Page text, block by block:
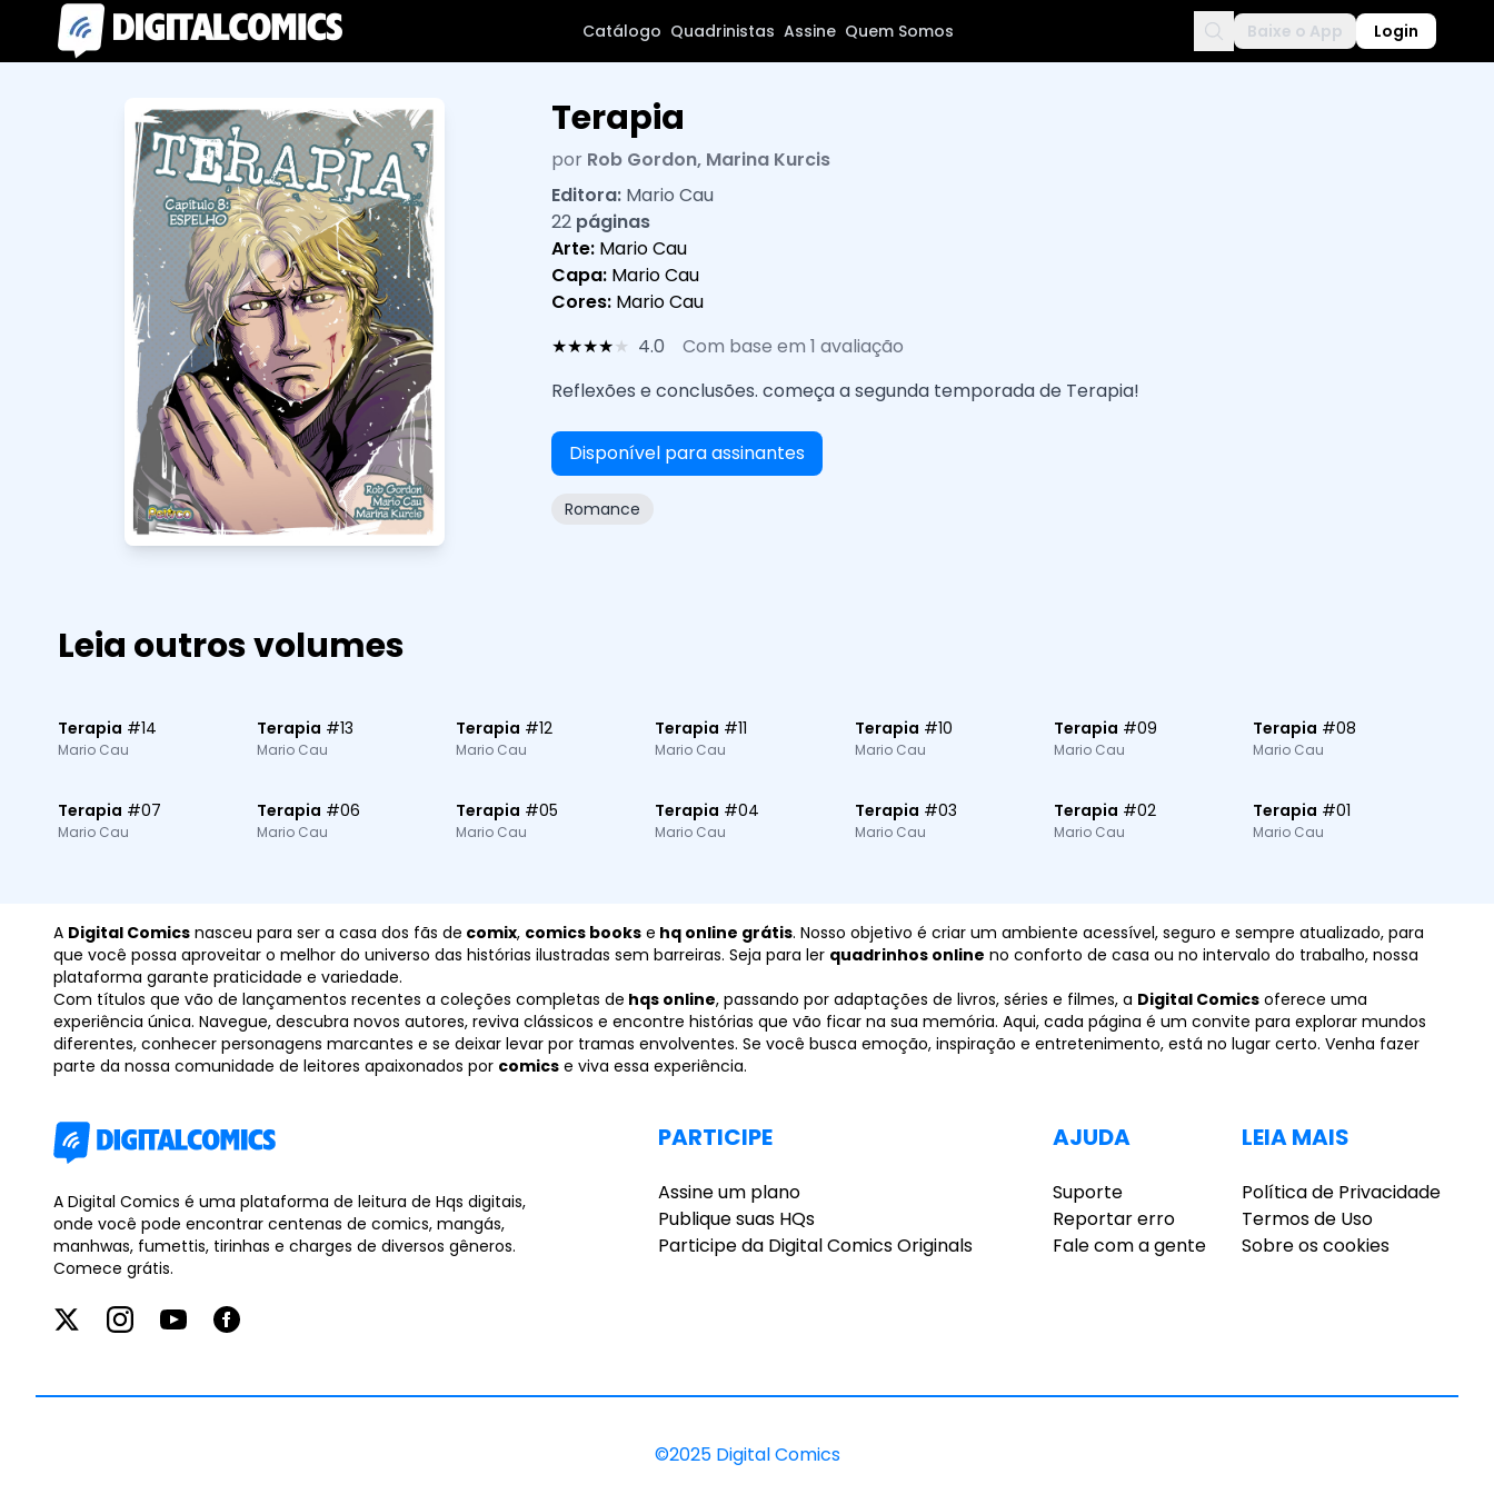
Catálogo Quadrinistas Assine Quem Somos Baixe o App Login
Terapia
por Rob Gordon, Marina Kurcis
Editora: Mario Cau
22 páginas
Arte: Mario Cau
Capa: Mario Cau
Cores: Mario Cau
★★★★★ 4.0
Com base em 1 avaliação
Reflexões e conclusões. começa a segunda temporada de Terapia!
Disponível para assinantes
Romance
Leia outros volumes
Terapia #14
Mario Cau
Terapia #13
Mario Cau
Terapia #12
Mario Cau
Terapia #11
Mario Cau
Terapia #10
Mario Cau
Terapia #09
Mario Cau
Terapia #08
Mario Cau
Terapia #07
Mario Cau
Terapia #06
Mario Cau
Terapia #05
Mario Cau
Terapia #04
Mario Cau
Terapia #03
Mario Cau
Terapia #02
Mario Cau
Terapia #01
Mario Cau
A Digital Comics nasceu para ser a casa dos fãs de comix, comics books e hq online grátis. Nosso objetivo é criar um ambiente acessível, seguro e sempre atualizado, para
que você possa aproveitar o melhor do universo das histórias ilustradas sem barreiras. Seja para ler quadrinhos online no conforto de casa ou no intervalo do trabalho, nossa
plataforma garante praticidade e variedade.
Com títulos que vão de lançamentos recentes a coleções completas de hqs online, passando por adaptações de livros, séries e filmes, a Digital Comics oferece uma
experiência única. Navegue, descubra novos autores, reviva clássicos e encontre histórias que vão ficar na sua memória. Aqui, cada página é um convite para explorar mundos
diferentes, conhecer personagens marcantes e se deixar levar por tramas envolventes. Se você busca emoção, inspiração e entretenimento, está no lugar certo. Venha fazer
parte da nossa comunidade de leitores apaixonados por comics e viva essa experiência.
A Digital Comics é uma plataforma de leitura de Hqs digitais,
onde você pode encontrar centenas de comics, mangás,
manhwas, fumettis, tirinhas e charges de diversos gêneros.
Comece grátis.
PARTICIPE
Assine um plano
Publique suas HQs
Participe da Digital Comics Originals
AJUDA
Suporte
Reportar erro
Fale com a gente
LEIA MAIS
Política de Privacidade
Termos de Uso
Sobre os cookies
©2025 Digital Comics